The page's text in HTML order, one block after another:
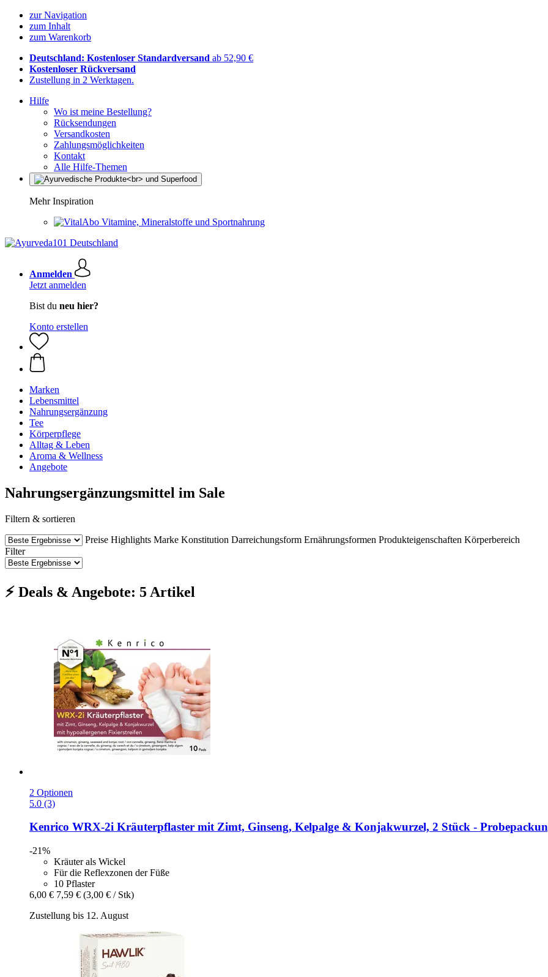
zur Navigation
zum Inhalt
zum Warenkorb
Deutschland: Kostenloser Standardversand ab 52,90 €
Kostenloser Rückversand
Zustellung in 2 Werktagen.
Hilfe
Wo ist meine Bestellung?
Rücksendungen
Versandkosten
Zahlungsmöglichkeiten
Kontakt
Alle Hilfe-Themen
Mehr Inspiration
Vitamine, Mineralstoffe und Sportnahrung
Anmelden
Jetzt anmelden
Bist du neu hier?
Konto erstellen
Marken
Lebensmittel
Nahrungsergänzung
Tee
Körperpflege
Alltag & Leben
Aroma & Wellness
Angebote
Nahrungsergänzungsmittel im Sale
Filtern & sortieren
Preise Highlights Marke Konstitution Darreichungsform Ernährungsformen Produkteigenschaften Körperbereich
Filter
⚡ Deals & Angebote: 5 Artikel
2 Optionen
5.0 (3)
Kenrico WRX-​2i Kräuterpflaster mit Zimt, Ginseng, Kelpalge & Konjakwurzel, 2 Stück -​
-21%
Kräuter als Wickel
Für die Reflexzonen der Füße
10 Pflaster
6,00 € 7,59 € (3,00 € / Stk)
Zustellung bis 12. August